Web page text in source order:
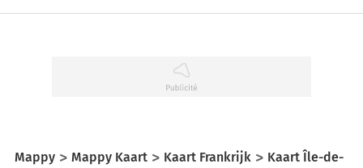
Mappy Mappy Kaart Kaart Frankrijk
Kaart Île-de-